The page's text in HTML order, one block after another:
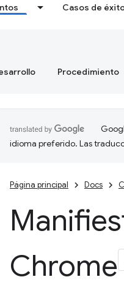
Casos de
Procedimiento
idioma preferido. Las
Página principal Docs
Chrome